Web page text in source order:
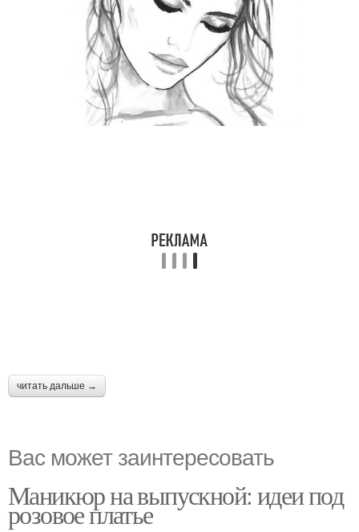
читать дальше →
Вас может заинтересовать
Маникюр на выпускной: идеи под
розовое платье